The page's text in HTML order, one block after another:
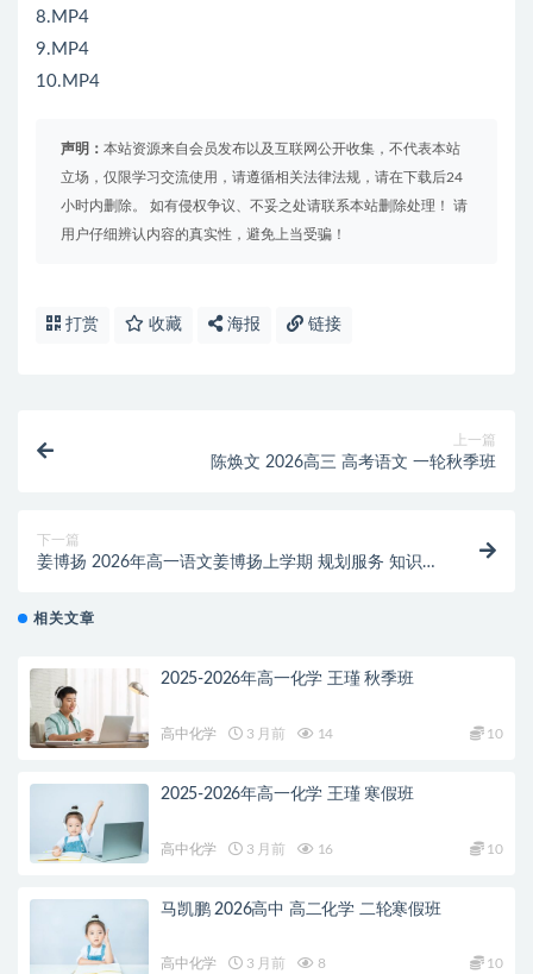
8.MP4
9.MP4
10.MP4
声明： 本站资源来自会员发布以及互联网公开收集，不代表本站
立场，仅限学习交流使用，请遵循相关法律法规，请在下载后24
小时内删除。 如有侵权争议、不妥之处请联系本站删除处理！ 请
用户仔细辨认内容的真实性，避免上当受骗！
打赏 收藏 海报 链接
上一篇
陈焕文 2026高三 高考语文 一轮秋季班
下一篇
姜博扬 2026年高一语文姜博扬上学期 规划服务 知识视
相关文章
2025-2026年高一化学 王瑾 秋季班
高中化学 3 月前 14 10
2025-2026年高一化学 王瑾 寒假班
高中化学 3 月前 16 10
马凯鹏 2026高中 高二化学 二轮寒假班
高中化学 3 月前 8 10